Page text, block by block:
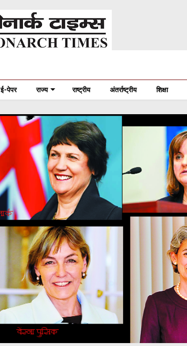
ई-पेपर राज्य राष्ट्रीय अंतर्राष्ट्रीय शिक्षा